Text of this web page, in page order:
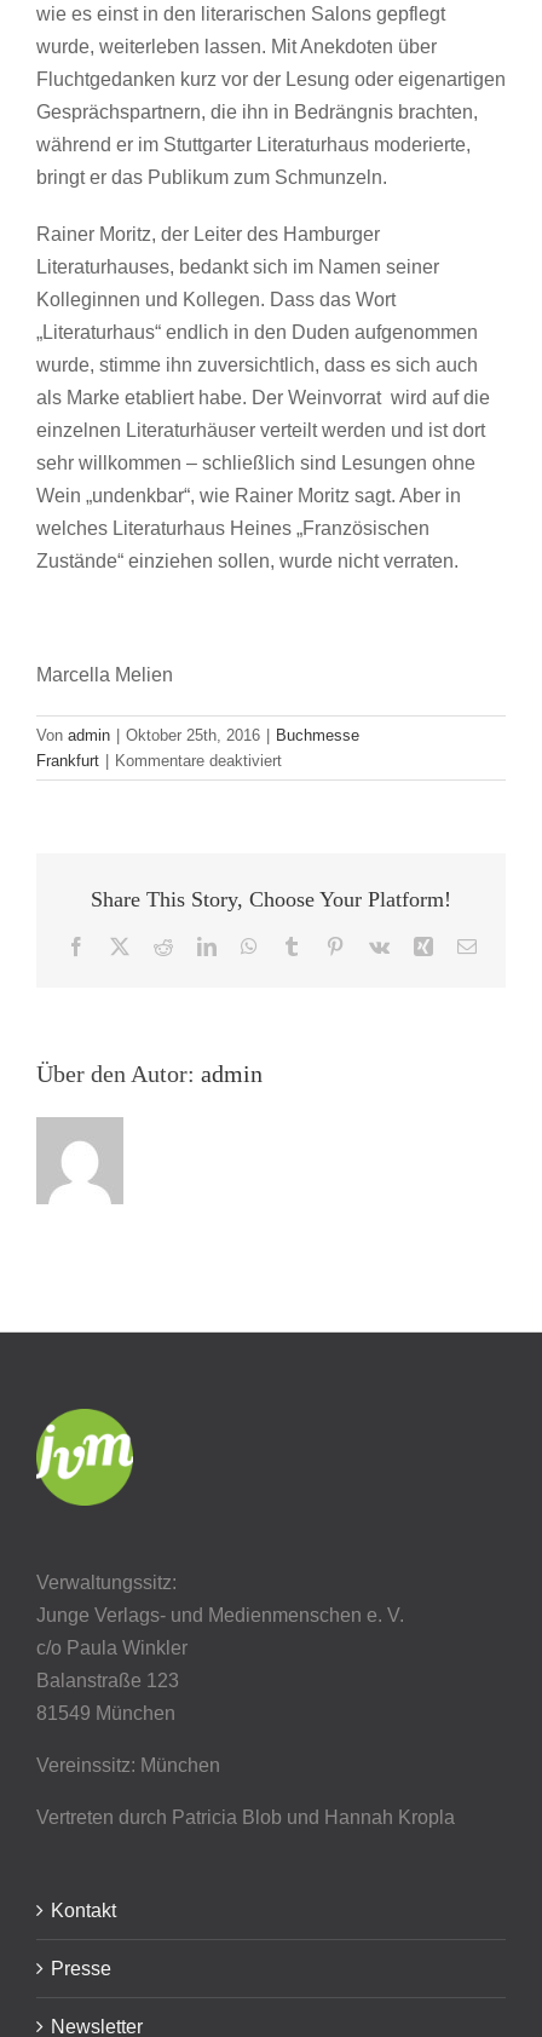
wie es einst in den literarischen Salons gepflegt
wurde, weiterleben lassen. Mit Anekdoten über
Fluchtgedanken kurz vor der Lesung oder eigenartigen
Gesprächspartnern, die ihn in Bedrängnis brachten,
während er im Stuttgarter Literaturhaus moderierte,
bringt er das Publikum zum Schmunzeln.
Rainer Moritz, der Leiter des Hamburger
Literaturhauses, bedankt sich im Namen seiner
Kolleginnen und Kollegen. Dass das Wort
„Literaturhaus“ endlich in den Duden aufgenommen
wurde, stimme ihn zuversichtlich, dass es sich auch
als Marke etabliert habe. Der Weinvorrat wird auf die
einzelnen Literaturhäuser verteilt werden und ist dort
sehr willkommen – schließlich sind Lesungen ohne
Wein „undenkbar“, wie Rainer Moritz sagt. Aber in
welches Literaturhaus Heines „Französischen
Zustände“ einziehen sollen, wurde nicht verraten.
Marcella Melien
Von admin Oktober 25th, 2016
Buchmesse
Frankfurt
Kommentare deaktiviertfür
Keine
Verleihung
des
Share This Story, Choose Your Platform!
Facebook RedditLinkedInWhatsApp
Tumblr Pinterest
Vk Xing E-
Über den Autor: admin
Verwaltungssitz:
Junge Verlags- und Medienmenschen e. V.
c/o Paula Winkler
Balanstraße 123
81549 München
Vereinssitz: München
Vertreten durch Patricia Blob und Hannah Kropla
Kontakt
Presse
Newsletter